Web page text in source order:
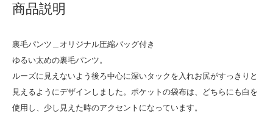
商品説明
裏毛パンツ＿オリジナル圧縮バッグ付き
ゆるい太めの裏毛パンツ。
ルーズに見えないよう後ろ中心に深いタックを入れお尻がすっきりと
見えるようにデザインしました。ポケットの袋布は、どちらにも白を
使用し、少し見えた時のアクセントになっています。